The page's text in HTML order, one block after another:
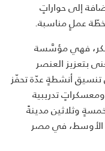
إلى حواراتٍ
خطّة عملٍ مناسبة.
فهي مؤسَّسة
ربحية، تأسَّسَت عام 2007 لتُعنى بتعزيز العنصر
تنسيق أنشطةٍ عدّة تحفّز
تدريبية
وثلاثين مدينةً
الأوسط، في مصر